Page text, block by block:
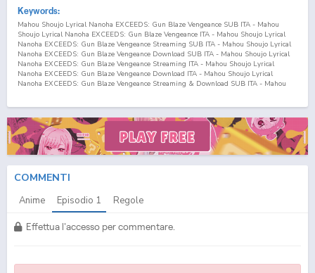
Keywords:
Mahou Shoujo Lyrical Nanoha EXCEEDS: Gun Blaze Vengeance SUB ITA - Mahou
Shoujo Lyrical Nanoha EXCEEDS: Gun Blaze Vengeance ITA - Mahou Shoujo Lyrical
Nanoha EXCEEDS: Gun Blaze Vengeance Streaming SUB ITA - Mahou Shoujo Lyrical
Nanoha EXCEEDS: Gun Blaze Vengeance Download SUB ITA - Mahou Shoujo Lyrical
Nanoha EXCEEDS: Gun Blaze Vengeance Streaming ITA - Mahou Shoujo Lyrical
Nanoha EXCEEDS: Gun Blaze Vengeance Download ITA - Mahou Shoujo Lyrical
Nanoha EXCEEDS: Gun Blaze Vengeance Streaming & Download SUB ITA - Mahou
Shoujo Lyrical Nanoha EXCEEDS: Gun Blaze Vengeance Streaming Episodi SUB ITA -
Mahou Shoujo Lyrical Nanoha EXCEEDS: Gun Blaze Vengeance Download Episodi
SUB ITA - Mahou Shoujo Lyrical Nanoha EXCEEDS: Gun Blaze Vengeance Sottotitoli
Italiani - Lista Episodi Mahou Shoujo Lyrical Nanoha EXCEEDS: Gun Blaze Vengeance
Vengeance ITA - Mahou Shoujo Lyrical Nanoha EXCEEDS: Gun Blaze Vengeance
Episodio1SUB ITA - Mahou Shoujo Lyrical Nanoha EXCEEDS: Gun Blaze Vengeance
Streaming Episodio1SUB ITA - Mahou Shoujo Lyrical Nanoha EXCEEDS: Gun Blaze
Vengeance Streaming Episodio
Blaze Vengeance Download Episodio
SUB ITA - Mahou Shoujo Lyrical Nanoha
EXCEEDS: Gun Blaze Vengeance Download Episodio
COMMENTI
Anime Episodio 1 Regole
Effettua l'accesso per commentare.